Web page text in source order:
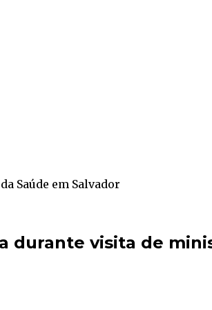
Saúde em Salvador
durante visita de